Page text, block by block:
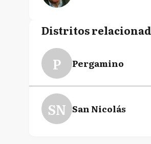
Distritos
P Pergamino
SN San Nicolás